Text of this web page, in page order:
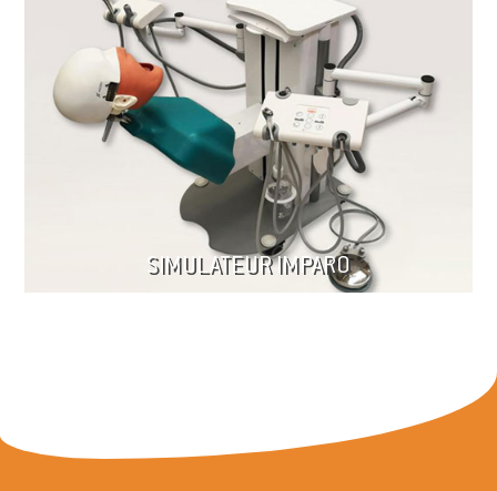
SIMULATEUR IMPARO